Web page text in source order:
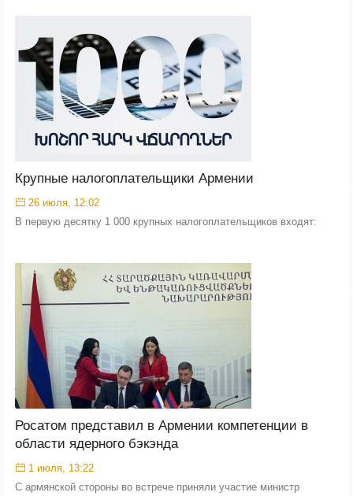
Крупные налогоплательщики Армении
26 июля, 12:02
В первую десятку 1 000 крупных налогоплательщиков входят:
Росатом представил в Армении компетенции в
области ядерного бэкэнда
1 июля, 13:22
С армянской стороны во встрече приняли участие министр